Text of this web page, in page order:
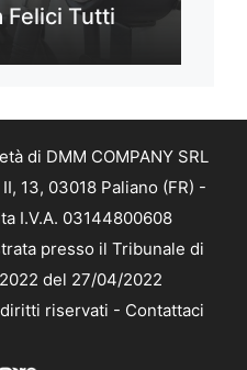
Felici Tutti
di DMM COMPANY SRL
13, 03018 Paliano (FR) -
I.V.A. 03144800608
presso il Tribunale di
del 27/04/2022
riservati - Contattaci